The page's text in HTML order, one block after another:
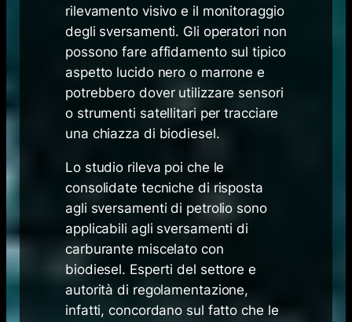
rilevamento visivo e il monitoraggio
degli sversamenti. Gli operatori non
possono fare affidamento sul tipico
aspetto lucido nero o marrone e
potrebbero dover utilizzare sensori
o strumenti satellitari per tracciare
una chiazza di biodiesel.
Lo studio rileva poi che le
consolidate tecniche di risposta
agli sversamenti di petrolio sono
applicabili agli sversamenti di
carburante miscelato con
biodiesel. Esperti del settore e
autorità di regolamentazione,
infatti, concordano sul fatto che le